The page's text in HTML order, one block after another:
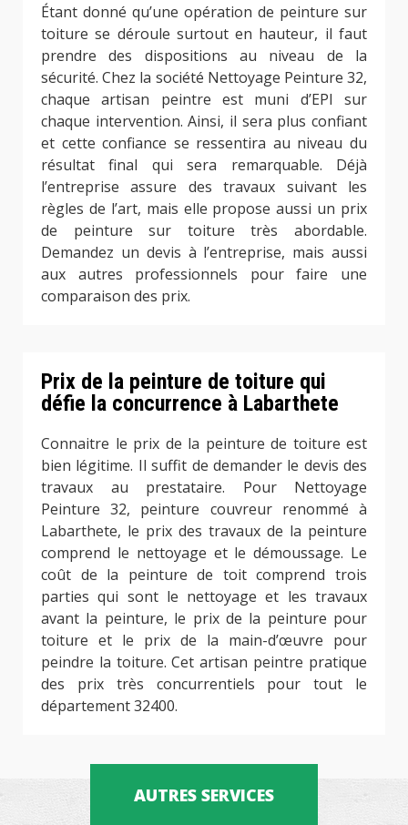
Étant donné qu’une opération de peinture sur
toiture se déroule surtout en hauteur, il faut
prendre des dispositions au niveau de la
sécurité. Chez la société Nettoyage Peinture 32,
chaque artisan peintre est muni d’EPI sur
chaque intervention. Ainsi, il sera plus confiant
et cette confiance se ressentira au niveau du
résultat final qui sera remarquable. Déjà
l’entreprise assure des travaux suivant les
règles de l’art, mais elle propose aussi un prix
de peinture sur toiture très abordable.
Demandez un devis à l’entreprise, mais aussi
aux autres professionnels pour faire une
comparaison des prix.
Prix de la peinture de toiture qui
défie la concurrence à Labarthete
Connaitre le prix de la peinture de toiture est
bien légitime. Il suffit de demander le devis des
travaux au prestataire. Pour Nettoyage
Peinture 32, peinture couvreur renommé à
Labarthete, le prix des travaux de la peinture
comprend le nettoyage et le démoussage. Le
coût de la peinture de toit comprend trois
parties qui sont le nettoyage et les travaux
avant la peinture, le prix de la peinture pour
toiture et le prix de la main-d’œuvre pour
peindre la toiture. Cet artisan peintre pratique
des prix très concurrentiels pour tout le
département 32400.
AUTRES SERVICES